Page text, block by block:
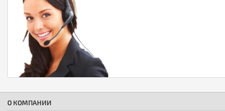
О КОМПАНИИ